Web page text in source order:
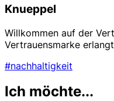
Knueppel
Willkommen auf der
Vertrauensmarke
#nachhaltigkeit
Ich möchte...